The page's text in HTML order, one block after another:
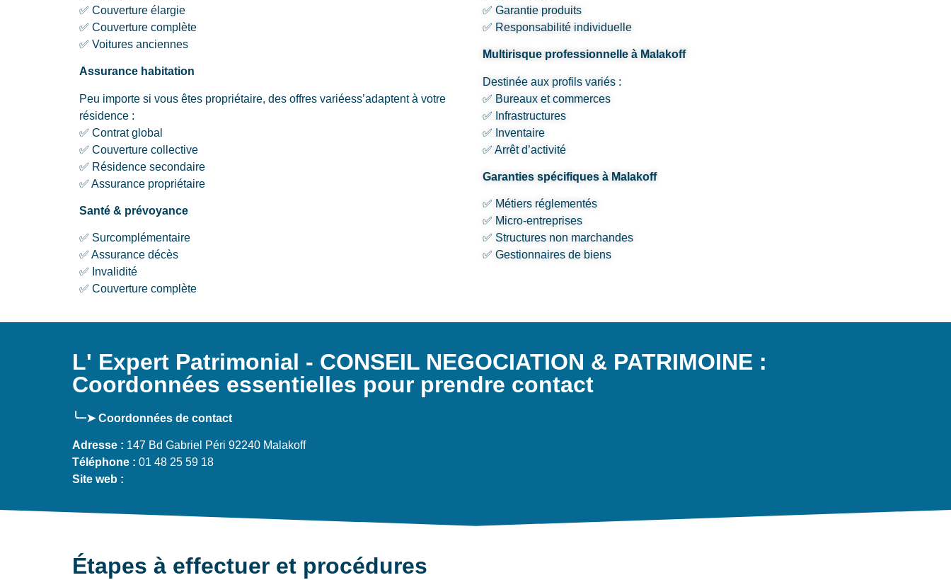
✅ Couverture élargie
✅ Couverture complète
✅ Voitures anciennes
Assurance habitation
Peu importe si vous êtes propriétaire, des offres variéess’adaptent à votre
résidence :
✅ Contrat global
✅ Couverture collective
✅ Résidence secondaire
✅ Assurance propriétaire
Santé & prévoyance
✅ Surcomplémentaire
✅ Assurance décès
✅ Invalidité
✅ Couverture complète
✅ Garantie produits
✅ Responsabilité individuelle
Multirisque professionnelle à Malakoff
Destinée aux profils variés :
✅ Bureaux et commerces
✅ Infrastructures
✅ Inventaire
✅ Arrêt d’activité
Garanties spécifiques à Malakoff
✅ Métiers réglementés
✅ Micro-entreprises
✅ Structures non marchandes
✅ Gestionnaires de biens
L' Expert Patrimonial - CONSEIL NEGOCIATION & PATRIMOINE :
Coordonnées essentielles pour prendre contact
╰┈➤ Coordonnées de contact
Adresse : 147 Bd Gabriel Péri 92240 Malakoff
Téléphone : 01 48 25 59 18
Site web :
Étapes à effectuer et procédures